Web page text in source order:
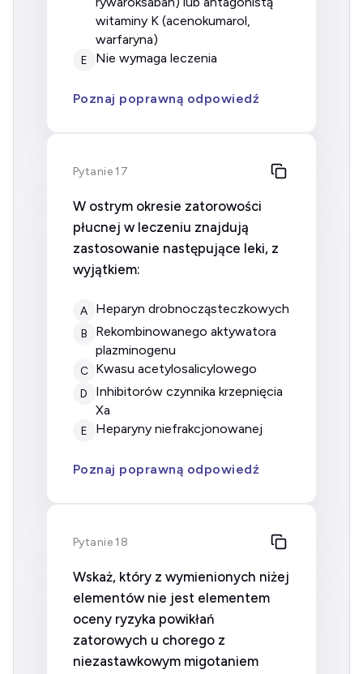
witaminy K (acenokumarol,
warfaryna)
E nie wymaga leczenia
Poznaj poprawną odpowiedź
Pytanie 17
W ostrym okresie zatorowości
płucnej w leczeniu znajdują
zastosowanie następujące leki, z
wyjątkiem:
A heparyn drobnocząsteczkowych
B
rekombinowanego aktywatora
plazminogenu
C kwasu acetylosalicylowego
D
inhibitorów czynnika krzepnięcia
Xa
E heparyny niefrakcjonowanej
Poznaj poprawną odpowiedź
Pytanie 18
Wskaż, który z wymienionych niżej
elementów nie jest elementem
oceny ryzyka powikłań
zatorowych u chorego z
niezastawkowym migotaniem